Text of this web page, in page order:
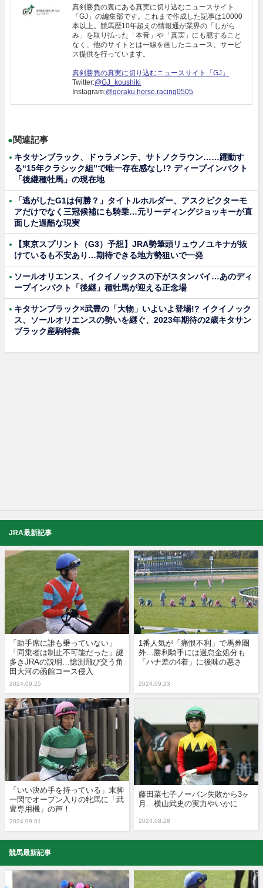
真剣勝負の裏にある真実に切り込むニュースサイト
「GJ」の編集部です。これまで作成した記事は10000
本以上。競馬歴10年超えの情報通が業界の「しがら
み」を取り払った「本音」や「真実」にも臆すること
なく、他のサイトとは一線を画したニュース、サービ
ス提供を行っています。
真剣勝負の真実に切り込むニュースサイト「GJ」
Twitter:@GJ_koushiki
Instagram:@goraku.horse.racing0505
●関連記事
キタサンブラック、ドゥラメンテ、サトノクラウン……躍動す
る“15年クラシック組”で唯一存在感なし!? ディープインパクト
「後継種牡馬」の現在地
「逃がしたG1は何勝？」タイトルホルダー、アスクビクターモ
アだけでなく三冠候補にも騎乗…元リーディングジョッキーが直
面した過酷な現実
【東京スプリント（G3）予想】JRA勢筆頭リュウノユキナが抜
けているも不安あり…期待できる地方勢狙いで一発
ソールオリエンス、イクイノックスの下がスタンバイ…あのディ
ープインパクト「後継」種牡馬が迎える正念場
キタサンブラック×武豊の「大物」いよいよ登場!? イクイノック
ス、ソールオリエンスの勢いを継ぐ、2023年期待の2歳キタサン
ブラック産駒特集
JRA最新記事
「助手席に誰も乗っていない」
「同乗者は制止不可能だった」謎
多きJRAの説明…憶測飛び交う角
田大河の函館コース侵入
2024.09.25
1番人気が「痛恨不利」で馬券圏
外…勝利騎手には過怠金処分も
「ハナ差の4着」に後味の悪さ
2024.09.23
「いい決め手を持っている」末脚
一閃でオープン入りの牝馬に「武
豊専用機」の声！
2024.09.01
藤田菜七子ノーバン失敗から3ヶ
月…横山武史の実力やいかに
2024.08.28
競馬最新記事